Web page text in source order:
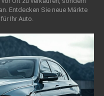
Entdecken Sie neue Märkte
Ihr Auto.